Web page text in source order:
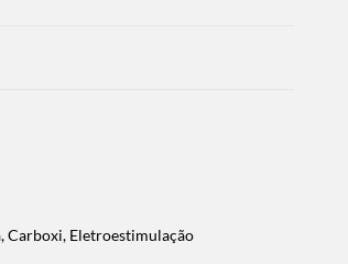
Carboxi, Eletroestimulação